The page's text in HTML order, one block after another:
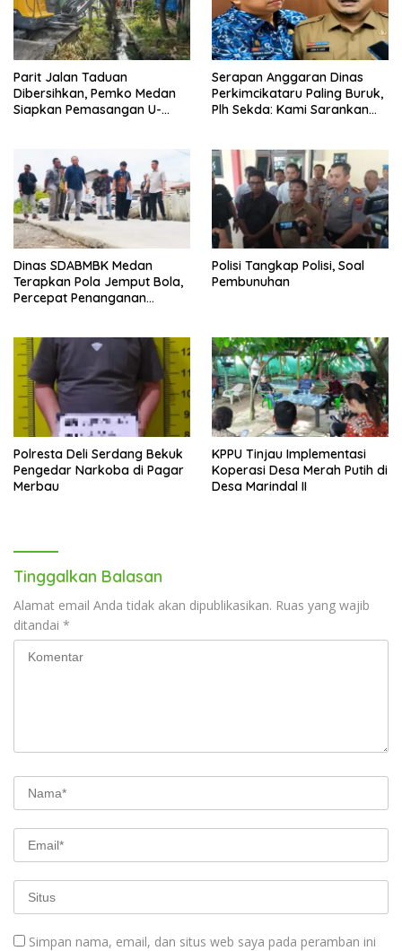
Parit Jalan Taduan
Dibersihkan, Pemko Medan
Siapkan Pemasangan U-
Serapan Anggaran Dinas
Perkimcikataru Paling Buruk,
Plh Sekda: Kami Sarankan
Dinas SDABMBK Medan
Terapkan Pola Jemput Bola,
Percepat Penanganan
Polisi Tangkap Polisi, Soal
Pembunuhan
Polresta Deli Serdang Bekuk
Pengedar Narkoba di Pagar
Merbau
KPPU Tinjau Implementasi
Koperasi Desa Merah Putih di
Desa Marindal II
Tinggalkan Balasan
Alamat email Anda tidak akan dipublikasikan. Ruas yang wajib
ditandai *
Simpan nama, email, dan situs web saya pada peramban ini